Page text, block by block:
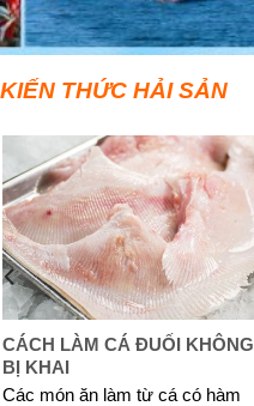
KIẾN THỨC HẢI SẢN
CÁCH LÀM CÁ ĐUỐI KHÔNG
BỊ KHAI
Các món ăn làm từ cá có hàm